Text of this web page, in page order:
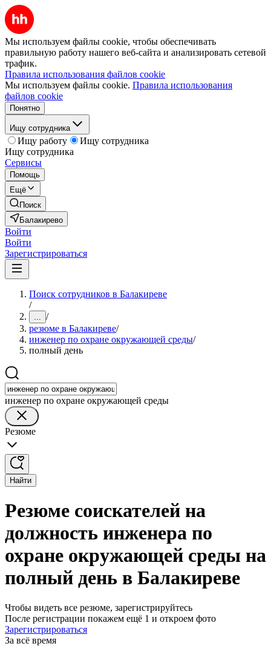
Мы используем файлы cookie, чтобы обеспечивать
правильную работу нашего веб-сайта и анализировать сетевой
трафик.
Правила использования файлов cookie
Мы используем файлы cookie. Правила использования
файлов cookie
Понятно
Ищу сотрудника
Ищу работу
Ищу сотрудника
Ищу сотрудника
Сервисы
Помощь
Ещё
Поиск
Балакирево
Войти
Войти
Зарегистрироваться
Поиск сотрудников в Балакиреве
/
... /
резюме в Балакиреве/
инженер по охране окружающей среды/
полный день
инженер по охране окружающей среды
Резюме
Найти
Резюме соискателей на
должность инженера по
охране окружающей среды на
полный день в Балакиреве
Чтобы видеть все резюме, зарегистрируйтесь
После регистрации покажем ещё 1 и откроем фото
Зарегистрироваться
За всё время